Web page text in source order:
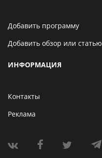
Добавить программу
Добавить обзор или статью
ИНФОРМАЦИЯ
Контакты
Реклама